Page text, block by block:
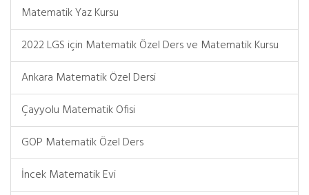
Matematik Yaz Kursu
2022 LGS için Matematik Özel Ders ve Matematik Kursu
Ankara Matematik Özel Dersi
Çayyolu Matematik Ofisi
GOP Matematik Özel Ders
İncek Matematik Evi